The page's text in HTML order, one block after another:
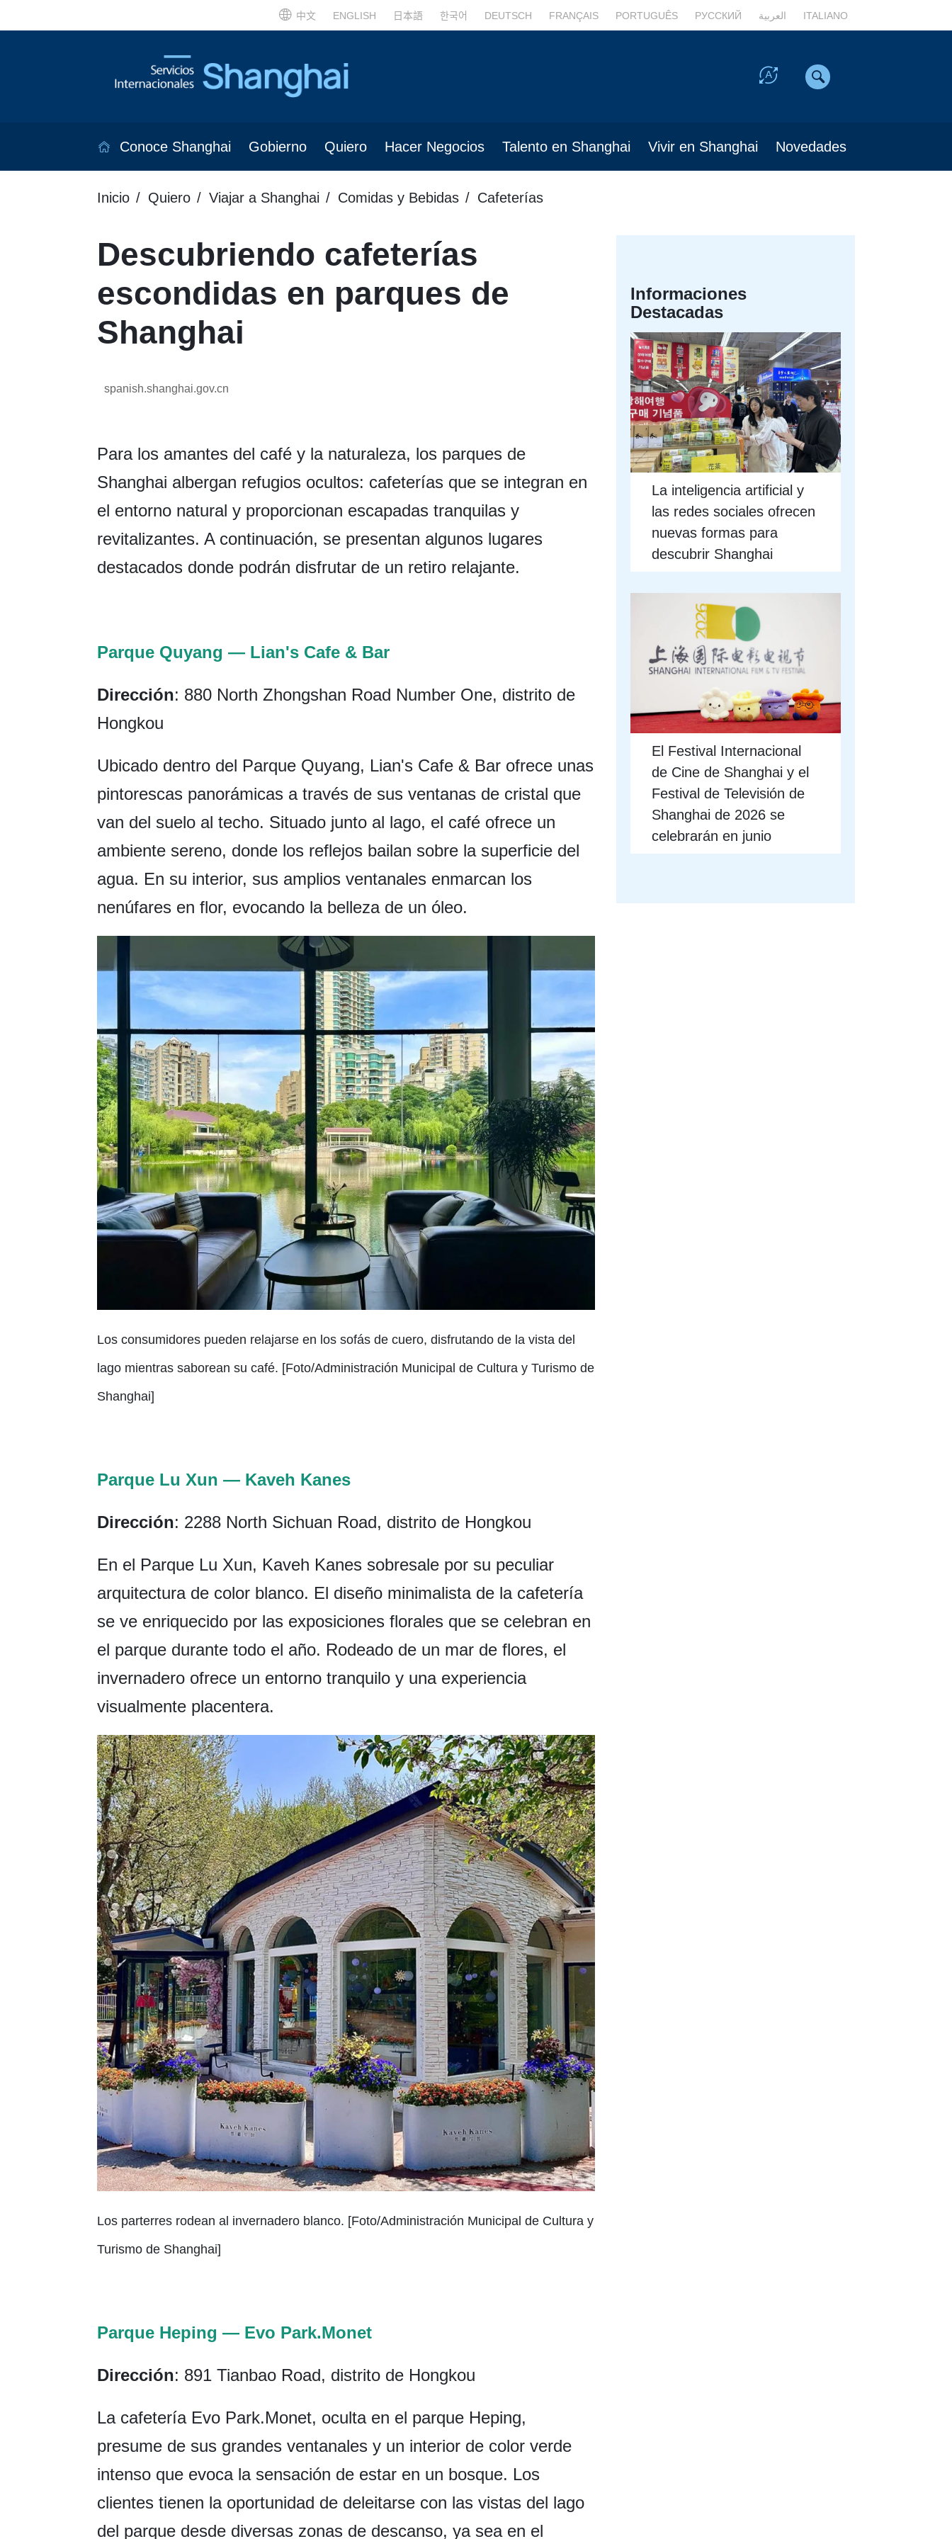
中文 ENGLISH 日本語 한국어 DEUTSCH FRANÇAIS PORTUGUÊS РУССКИЙ العربية ITALIANO
Conoce Shanghai Gobierno Quiero Hacer Negocios Talento en Shanghai Vivir en Shanghai Novedades
Inicio Quiero Viajar a Shanghai Comidas y Bebidas Cafeterías
Descubriendo cafeterías
escondidas en parques de
Shanghai
spanish.shanghai.gov.cn
Para los amantes del café y la naturaleza, los parques de
Shanghai albergan refugios ocultos: cafeterías que se integran en
el entorno natural y proporcionan escapadas tranquilas y
revitalizantes. A continuación, se presentan algunos lugares
destacados donde podrán disfrutar de un retiro relajante.
Parque Quyang — Lian's Cafe & Bar
Dirección: 880 North Zhongshan Road Number One, distrito de
Hongkou
Ubicado dentro del Parque Quyang, Lian's Cafe & Bar ofrece unas
pintorescas panorámicas a través de sus ventanas de cristal que
van del suelo al techo. Situado junto al lago, el café ofrece un
ambiente sereno, donde los reflejos bailan sobre la superficie del
agua. En su interior, sus amplios ventanales enmarcan los
nenúfares en flor, evocando la belleza de un óleo.
Los consumidores pueden relajarse en los sofás de cuero, disfrutando de la vista del
lago mientras saborean su café. [Foto/Administración Municipal de Cultura y Turismo de
Shanghai]
Parque Lu Xun — Kaveh Kanes
Dirección: 2288 North Sichuan Road, distrito de Hongkou
En el Parque Lu Xun, Kaveh Kanes sobresale por su peculiar
arquitectura de color blanco. El diseño minimalista de la cafetería
se ve enriquecido por las exposiciones florales que se celebran en
el parque durante todo el año. Rodeado de un mar de flores, el
invernadero ofrece un entorno tranquilo y una experiencia
visualmente placentera.
Los parterres rodean al invernadero blanco. [Foto/Administración Municipal de Cultura y
Turismo de Shanghai]
Parque Heping — Evo Park.Monet
Dirección: 891 Tianbao Road, distrito de Hongkou
La cafetería Evo Park.Monet, oculta en el parque Heping,
presume de sus grandes ventanales y un interior de color verde
intenso que evoca la sensación de estar en un bosque. Los
clientes tienen la oportunidad de deleitarse con las vistas del lago
del parque desde diversas zonas de descanso, ya sea en el
Informaciones
Destacadas
La inteligencia artificial y
las redes sociales ofrecen
nuevas formas para
descubrir Shanghai
El Festival Internacional
de Cine de Shanghai y el
Festival de Televisión de
Shanghai de 2026 se
celebrarán en junio